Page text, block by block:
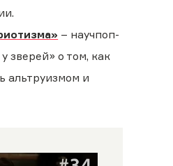
– научпоп-
зверей» о том, как
альтруизмом и